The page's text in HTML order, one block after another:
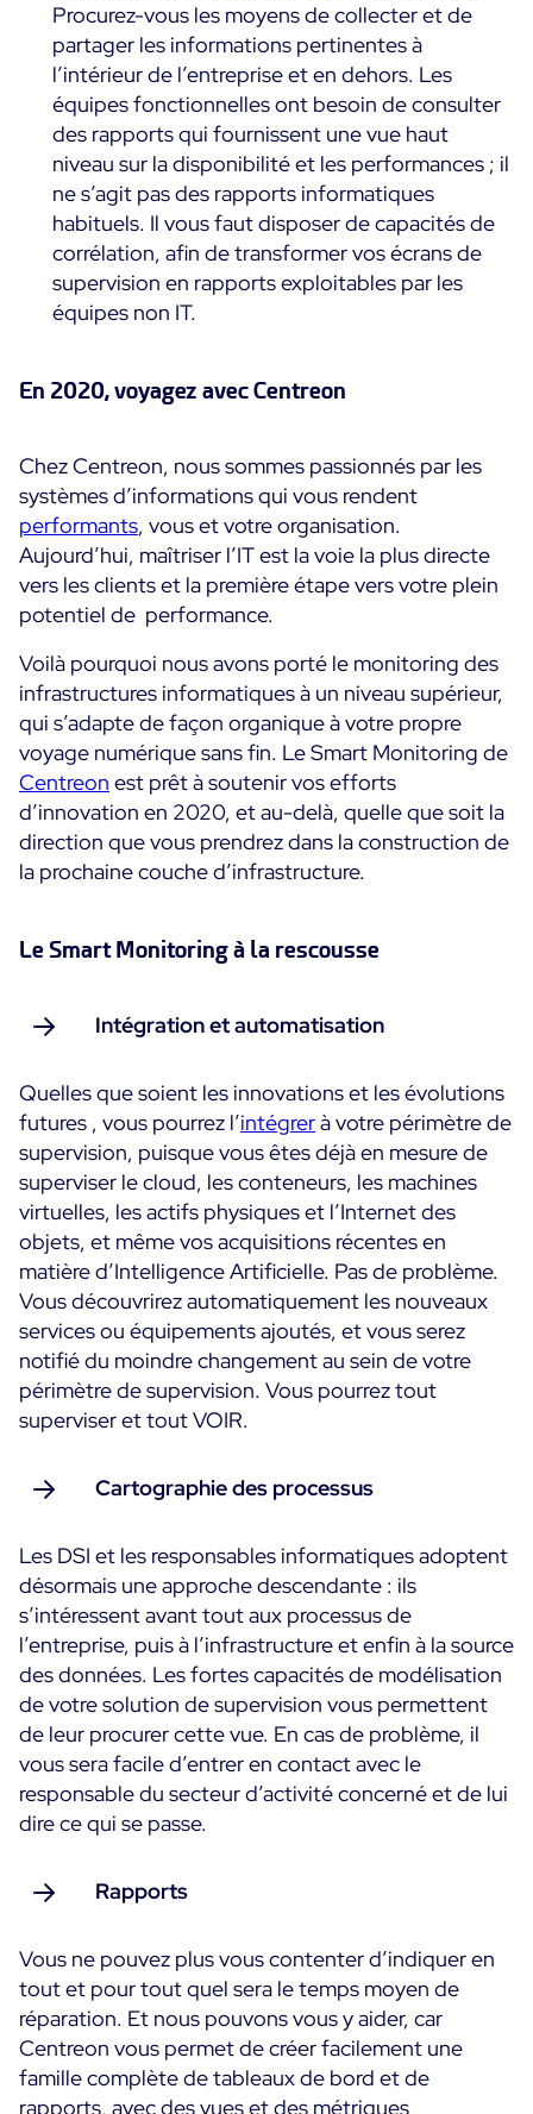
Procurez-vous les moyens de collecter et de
partager les informations pertinentes à
l’intérieur de l’entreprise et en dehors. Les
équipes fonctionnelles ont besoin de consulter
des rapports qui fournissent une vue haut
niveau sur la disponibilité et les performances ; il
ne s’agit pas des rapports informatiques
habituels. Il vous faut disposer de capacités de
corrélation, afin de transformer vos écrans de
supervision en rapports exploitables par les
équipes non IT.
En 2020, voyagez avec Centreon
Chez Centreon, nous sommes passionnés par les
systèmes d’informations qui vous rendent
performants, vous et votre organisation.
Aujourd’hui, maîtriser l’IT est la voie la plus directe
vers les clients et la première étape vers votre plein
potentiel de performance.
Voilà pourquoi nous avons porté le monitoring des
infrastructures informatiques à un niveau supérieur,
qui s’adapte de façon organique à votre propre
voyage numérique sans fin. Le Smart Monitoring de
Centreon est prêt à soutenir vos efforts
d’innovation en 2020, et au-delà, quelle que soit la
direction que vous prendrez dans la construction de
la prochaine couche d’infrastructure.
Le Smart Monitoring à la rescousse
Intégration et automatisation
Quelles que soient les innovations et les évolutions
futures , vous pourrez l’intégrerà votre périmètre de
supervision, puisque vous êtes déjà en mesure de
superviser le cloud, les conteneurs, les machines
virtuelles, les actifs physiques et l’Internet des
objets, et même vos acquisitions récentes en
matière d’Intelligence Artificielle. Pas de problème.
Vous découvrirez automatiquement les nouveaux
services ou équipements ajoutés, et vous serez
notifié du moindre changement au sein de votre
périmètre de supervision. Vous pourrez tout
superviser et tout VOIR.
Cartographie des processus
Les DSI et les responsables informatiques adoptent
désormais une approche descendante : ils
s’intéressent avant tout aux processus de
l’entreprise, puis à l’infrastructure et enfin à la source
des données. Les fortes capacités de modélisation
de votre solution de supervision vous permettent
de leur procurer cette vue. En cas de problème, il
vous sera facile d’entrer en contact avec le
responsable du secteur d’activité concerné et de lui
dire ce qui se passe.
Rapports
Vous ne pouvez plus vous contenter d’indiquer en
tout et pour tout quel sera le temps moyen de
réparation. Et nous pouvons vous y aider, car
Centreon vous permet de créer facilement une
famille complète de tableaux de bord et de
rapports, avec des vues et des métriques